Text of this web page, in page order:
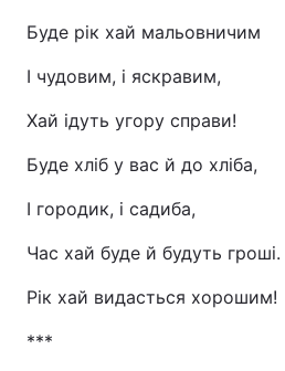
Буде рік хай мальовничим
І чудовим, і яскравим,
Хай ідуть угору справи!
Буде хліб у вас й до хліба,
І городик, і садиба,
Час хай буде й будуть гроші.
Рік хай видасться хорошим!
***